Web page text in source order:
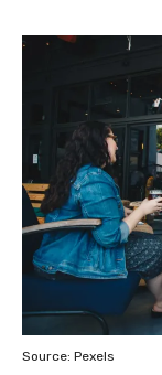
Source: Pexels